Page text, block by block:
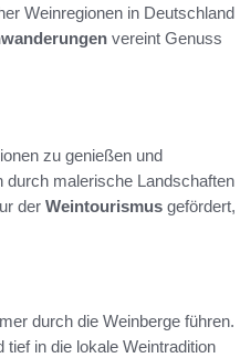
Weinregionen in Deutschland
vereint Genuss
zu genießen und
durch malerische Landschaften
der Weintourismus gefördert,
durch die Weinberge führen.
in die lokale Weintradition